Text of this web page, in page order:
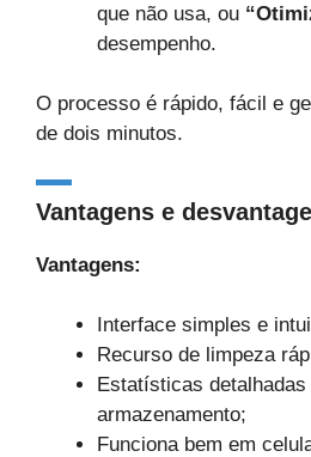
que não usa, ou
desempenho.
O processo é rápido, fácil e
de dois minutos.
Vantagens e
Vantagens:
Interface simples e
Recurso de limpeza
Estatísticas
armazenamento;
Funciona bem em